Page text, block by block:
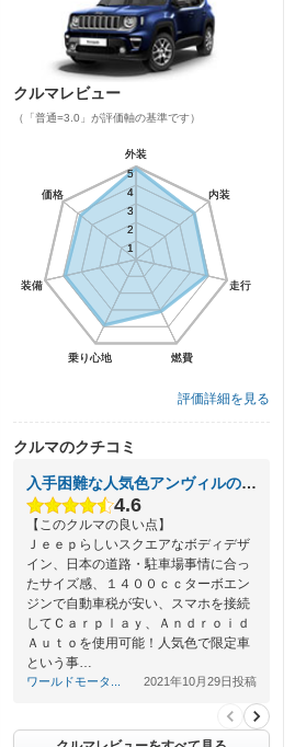
クルマレビュー
（「普通=3.0」が評価軸の基準です）
外装
内装
走行
燃費
乗り心地
装備
価格
1
2
3
4
5
外装
内装
走行
燃費
乗り心地
装備
価格
1
2
3
4
5
評価詳細を見る
クルマのクチコミ
入手困難な人気色アンヴィルの限定モデル！
4.6
【このクルマの良い点】
Ｊｅｅｐらしいスクエアなボディデザ
イン、日本の道路・駐車場事情に合っ
たサイズ感、１４００ｃｃターボエン
ジンで自動車税が安い、スマホを接続
してＣａｒｐｌａｙ、Ａｎｄｒｏｉｄ
Ａｕｔｏを使用可能！人気色で限定車
という事…
ワールドモータ... 2021年10月29日投稿